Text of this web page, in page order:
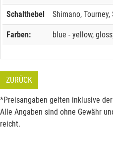
Schalthebel Shimano, Tourney,
Farben: blue - yellow,
ZURÜCK
*Preisangaben gelten inklusive
Alle Angaben sind ohne Gewähr
reicht.